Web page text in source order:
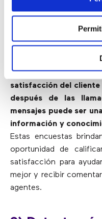
agentes han
afectando a la forma
Tener la
satisfacción del cliente
después de las
mensajes puede ser
información y
Estas encuestas
oportunidad de
satisfacción para
mejor y recibir
agentes.